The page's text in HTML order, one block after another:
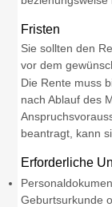
Fristen
Sie sollten den
vor dem
Die Rente muss
nach Ablauf des
beantragt, kann
Erforderliche
Geburtsurkunde